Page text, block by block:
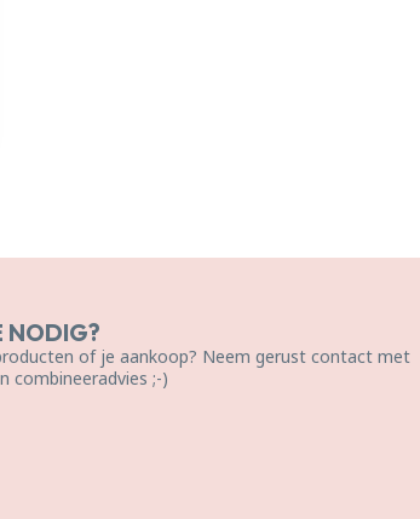
NODIG?
of je aankoop? Neem gerust contact met
combineeradvies ;-)